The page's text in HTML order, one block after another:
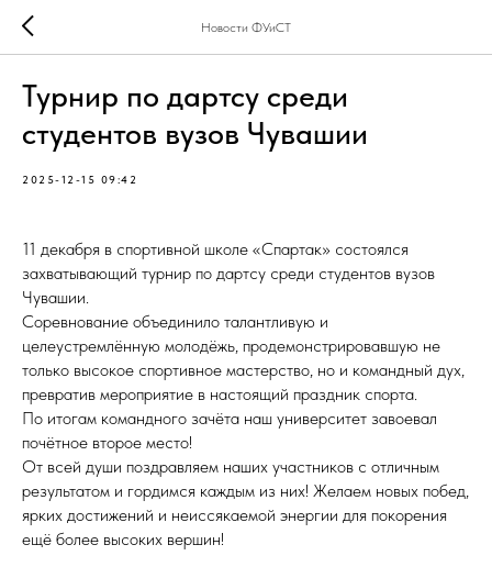
Новости ФУиСТ
Турнир по дартсу среди
студентов вузов Чувашии
2025-12-15 09:42
11 декабря в спортивной школе «Спартак» состоялся
захватывающий турнир по дартсу среди студентов вузов
Чувашии.
Соревнование объединило талантливую и
целеустремлённую молодёжь, продемонстрировавшую не
только высокое спортивное мастерство, но и командный дух,
превратив мероприятие в настоящий праздник спорта.
По итогам командного зачёта наш университет завоевал
почётное второе место!
От всей души поздравляем наших участников с отличным
результатом и гордимся каждым из них! Желаем новых побед,
ярких достижений и неиссякаемой энергии для покорения
ещё более высоких вершин!